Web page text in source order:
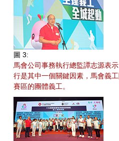
圖 3:
馬會公司事務執行總監譚志源表
行是其中一個關鍵因素，馬會義
賽區的團體義工。